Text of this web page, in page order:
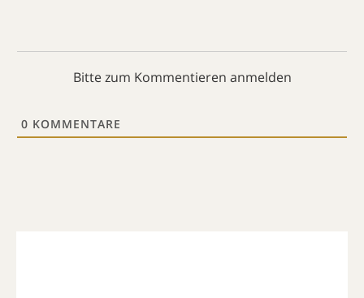
Bitte zum Kommentieren anmelden
0 KOMMENTARE